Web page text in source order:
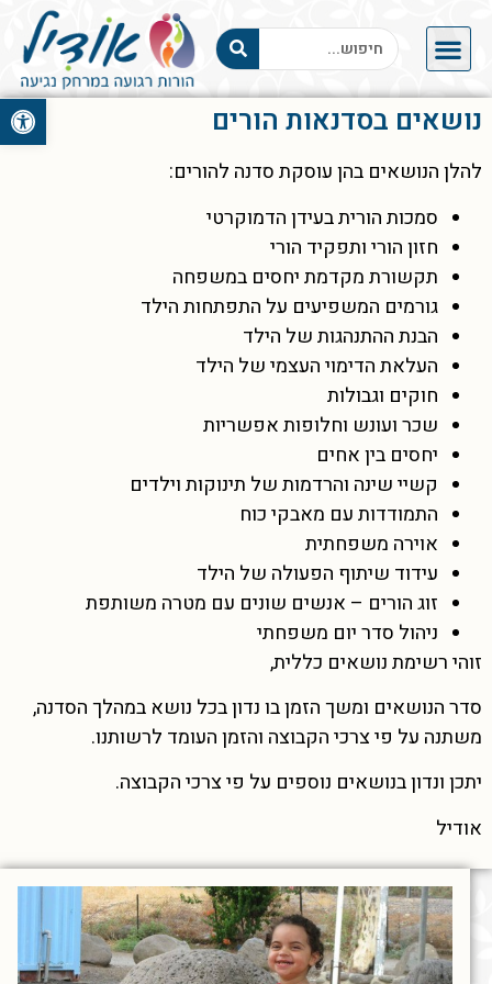
פתח נושאים בסדנאות הורים
להלן הנושאים בהן עוסקת סדנה להורים:
סמכות הורית בעידן הדמוקרטי
חזון הורי ותפקיד הורי
תקשורת מקדמת יחסים במשפחה
גורמים המשפיעים על התפתחות הילד
הבנת ההתנהגות של הילד
העלאת הדימוי העצמי של הילד
חוקים וגבולות
שכר ועונש וחלופות אפשריות
יחסים בין אחים
קשיי שינה והרדמות של תינוקות וילדים
התמודדות עם מאבקי כוח
אוירה משפחתית
עידוד שיתוף הפעולה של הילד
זוג הורים – אנשים שונים עם מטרה משותפת
ניהול סדר יום משפחתי
זוהי רשימת נושאים כללית,
סדר הנושאים ומשך הזמן בו נדון בכל נושא במהלך הסדנה,
משתנה על פי צרכי הקבוצה והזמן העומד לרשותנו.
יתכן ונדון בנושאים נוספים על פי צרכי הקבוצה.
אודיל